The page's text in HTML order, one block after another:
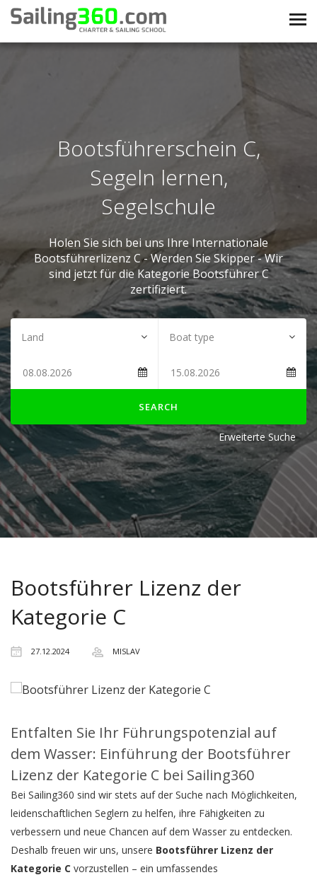
Bootsführerschein C,
Segeln lernen,
Segelschule
Holen Sie sich bei uns Ihre Internationale
Bootsführerlizenz C - Werden Sie Skipper - Wir
sind jetzt für die Kategorie Bootsführer C
zertifiziert.
SEARCH
Erweiterte Suche
Bootsführer Lizenz der
Kategorie C
27.12.2024 MISLAV
Entfalten Sie Ihr Führungspotenzial auf
dem Wasser: Einführung der Bootsführer
Lizenz der Kategorie C bei Sailing360
Bei Sailing360 sind wir stets auf der Suche nach Möglichkeiten,
leidenschaftlichen Seglern zu helfen, ihre Fähigkeiten zu
verbessern und neue Chancen auf dem Wasser zu entdecken.
Deshalb freuen wir uns, unsere Bootsführer Lizenz der
Kategorie C vorzustellen – ein umfassendes